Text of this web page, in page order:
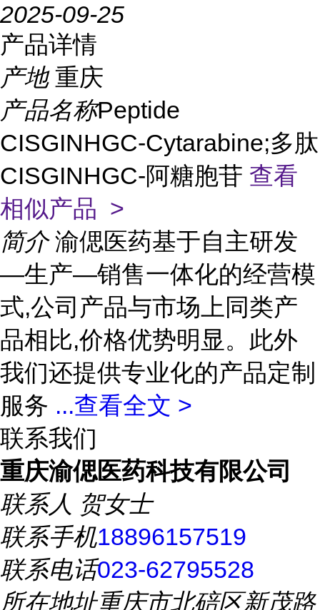
2025-09-25
产品详情
产地 重庆
产品名称Peptide
CISGINHGC-Cytarabine;多肽
CISGINHGC-阿糖胞苷 查看
相似产品 >
简介 渝偲医药基于自主研发
—生产—销售一体化的经营模
式,公司产品与市场上同类产
品相比,价格优势明显。此外
我们还提供专业化的产品定制
服务 ...查看全文 >
联系我们
重庆渝偲医药科技有限公司
联系人 贺女士
联系手机18896157519
联系电话023-62795528
所在地址重庆市北碚区新茂路